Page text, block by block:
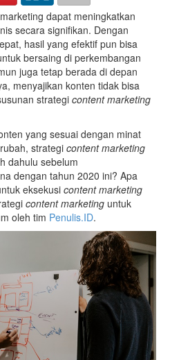
dapat meningkatkan
secara signifikan. Dengan
hasil yang efektif pun bisa
bersaing di perkembangan
juga tetap berada di depan
menyajikan konten tidak bisa
strategi content marketing
yang sesuai dengan minat
strategi content marketing
dahulu sebelum
dengan tahun 2020 ini? Apa
eksekusi content marketing
content marketing untuk
oleh tim Penulis.ID.